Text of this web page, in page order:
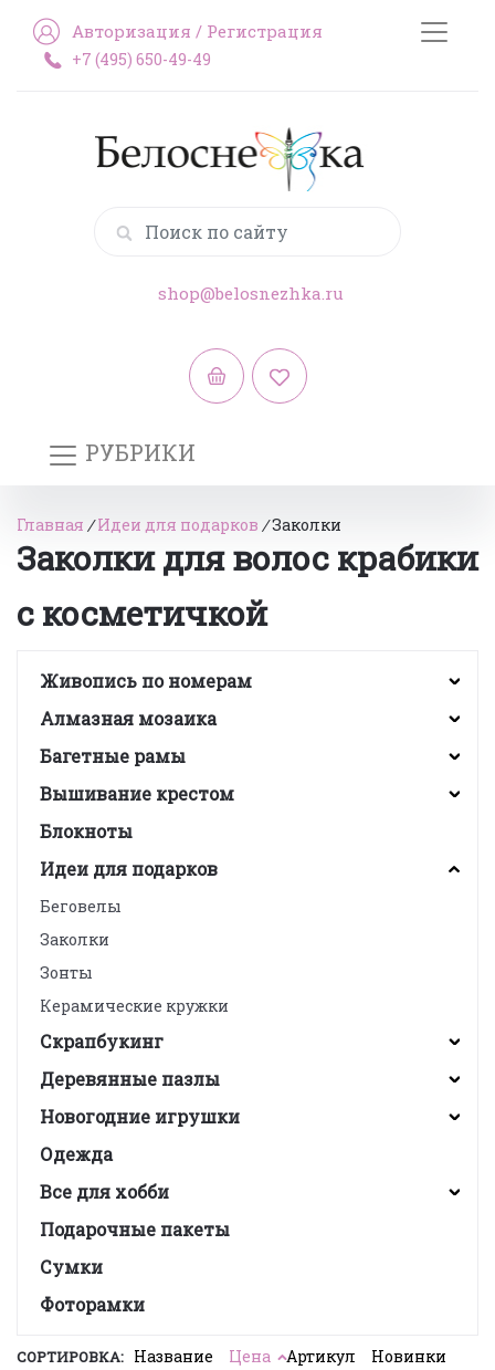
Авторизация / Регистрация
+7 (495) 650-49-49
shop@belosnezhka.ru
РУБРИКИ
Главная /Идеи для подарков /Заколки
Заколки для волос крабики
с косметичкой
Живопись по номерам
Алмазная мозаика
Багетные рамы
Вышивание крестом
Блокноты
Идеи для подарков
Беговелы
Заколки
Зонты
Керамические кружки
Скрапбукинг
Деревянные пазлы
Новогодние игрушки
Одежда
Все для хобби
Подарочные пакеты
Сумки
Фоторамки
СОРТИРОВКА: Название Цена Артикул Новинки